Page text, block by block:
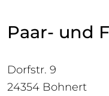
Paar- und
Dorfstr. 9
24354 Bohnert